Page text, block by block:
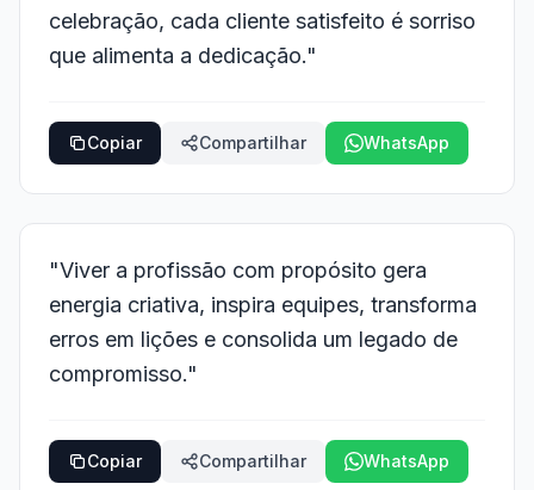
celebração, cada cliente satisfeito é sorriso
que alimenta a dedicação."
Copiar Compartilhar WhatsApp
"Viver a profissão com propósito gera
energia criativa, inspira equipes, transforma
erros em lições e consolida um legado de
compromisso."
Copiar Compartilhar WhatsApp